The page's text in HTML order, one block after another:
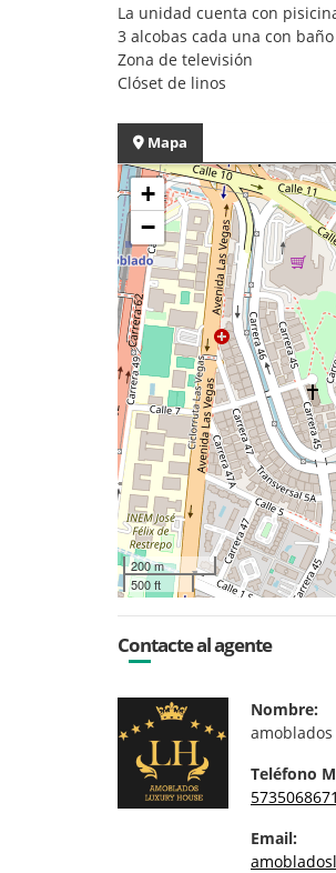
La unidad cuenta con
3 alcobas cada una con
Zona de televisión
Clóset de linos
Mapa
+
−
200 m
500 ft
Contacte al agente
Nombre:
Teléfono
Email: